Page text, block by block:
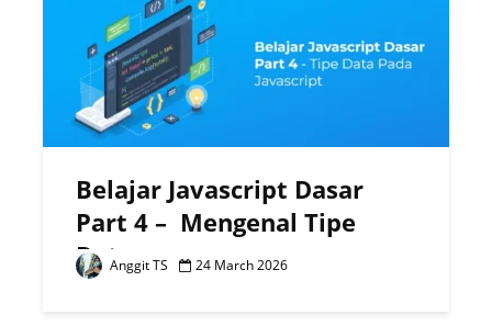
Belajar Javascript Dasar
Part 4 – Mengenal Tipe
DataAnggit TS 24 March 2026